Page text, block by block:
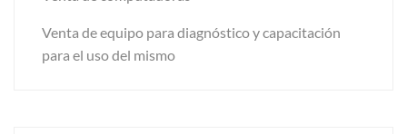
Venta de equipo para diagnóstico y capacitación
para el uso del mismo